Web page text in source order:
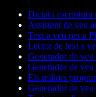
Dictat i escriptura
Assistent de veu
Text a veu per a
Lector de text a
Generador de veu
Generador de veu
Els millors
Generador de veu